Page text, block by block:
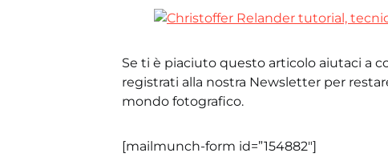
Se ti è piaciuto questo articolo aiutaci a
registrati alla nostra Newsletter per
mondo fotografico.
[mailmunch-form id=”154882″]